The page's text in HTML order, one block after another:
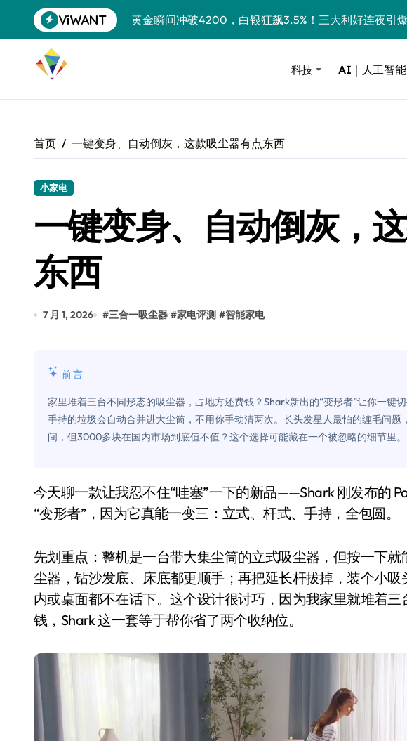
到
ViWANT
黄金瞬间冲破4200，白银狂飙3.5%！三大利好连夜引爆
Peloton 新车实测：屏幕能转、风扇怼脸，但最狠的是那
Xbox七月大崩盘：裁员3200、卖工作室、网络瘫了，
谷歌DeepMind创始人辞去CEO，但继续“垂帘听政”？
400层堆叠、性能翻倍 三星把最新存储技术给了AI
召回X9、合作大众遇冷、高端梦碎：小鹏的“多事之夏”
Windows 11家庭版和专业版，选错真的会后悔吗？
你的U盘格式对了吗？详解exFAT和NTFS的终极对决
轻到忽略不计 大疆Mini 2S内录实测，值不值得冲？
对不起胖东来，我先不学了——永辉的“休克疗法”宣告
国际首次！中国钙钛矿探测器太空“开箱”，一边探测射
小米涨价！K90跳上3099，小米17标准版逼近4800
耳机低音像白开水？90%的人第一步就做错了
复古玩家狂喜：Anbernic第三次复刻GBA SP，情怀拉满
Xbox 360 游戏终于要登 PC，光盘党也能“以盘换数”了？
科技 AI｜人工智能
首页 一键变身、自动倒灰，这款吸尘器有点东西
小家电
一键变身、自动倒灰，
东西
7 月 1, 2026 #三合一吸尘器 #家电评测 #智能家电
前言
家里堆着三台不同形态的吸尘器，占地方还费钱？Shark新出的“变形者”让你一
手持的垃圾会自动合并进大尘筒，不用你手动清两次。长头发星人最怕的缠毛问题
间，但3000多块在国内市场到底值不值？这个选择可能藏在一个被忽略的细节里。
今天聊一款让我忍不住“哇塞”一下的新品——Shark 刚发布的 PowerDetect Transformer。名字叫
“变形者”，因为它真能一变三：立式、杆式、手持，全包圆。
先划重点：整机是一台带大集尘筒的立式吸尘器，但按一下
尘器，钻沙发底、床底都更顺手；再把延长杆拔掉，装个小
内或桌面都不在话下。这个设计很讨巧，因为我家里就堆着
钱，Shark 这一套等于帮你省了两个收纳位。